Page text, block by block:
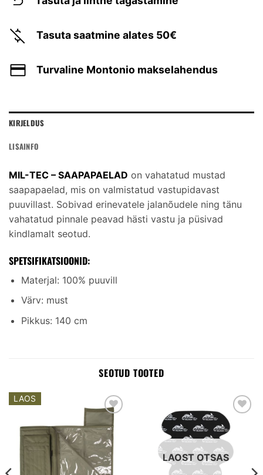
Tasuta saatmine alates 50€
Turvaline Montonio makselahendus
KIRJELDUS
LISAINFO
MIL-TEC – SAAPAPAELAD on vahatatud mustad
saapapaelad, mis on valmistatud vastupidavast
puuvillast. Sobivad erinevatele jalanõudele ning tänu
vahatatud pinnale peavad hästi vastu ja püsivad
kindlamalt seotud.
SPETSIFIKATSIOONID:
Materjal: 100% puuvill
Värv: must
Pikkus: 140 cm
SEOTUD TOOTED
LAOS
Add to
wishlist
Add to
wishlist
LAOST OTSAS